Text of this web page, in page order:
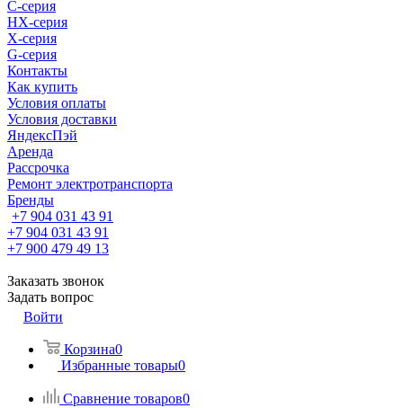
С-серия
HX-серия
X-серия
G-серия
Контакты
Как купить
Условия оплаты
Условия доставки
ЯндексПэй
Аренда
Рассрочка
Ремонт электротранспорта
Бренды
+7 904 031 43 91
+7 904 031 43 91
+7 900 479 49 13
Заказать звонок
Задать вопрос
Войти
Корзина0
Избранные товары0
Сравнение товаров0